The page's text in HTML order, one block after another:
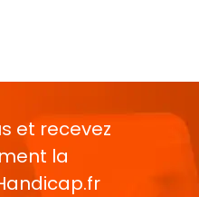
et recevez
la